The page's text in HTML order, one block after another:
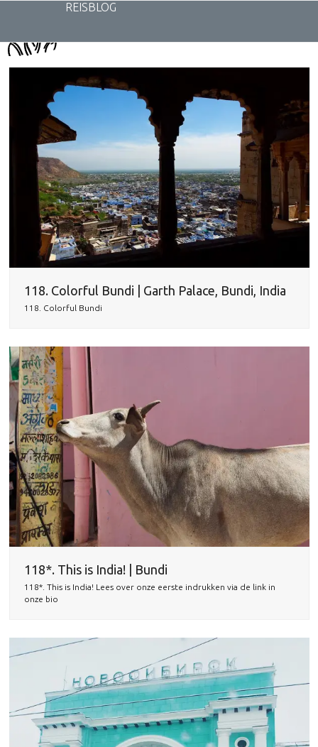
REISBLOG
118. Colorful Bundi | Garth Palace, Bundi, India
118. Colorful Bundi
118*. This is India! | Bundi
118*. This is India! Lees over onze eerste indrukken via de link in
onze bio